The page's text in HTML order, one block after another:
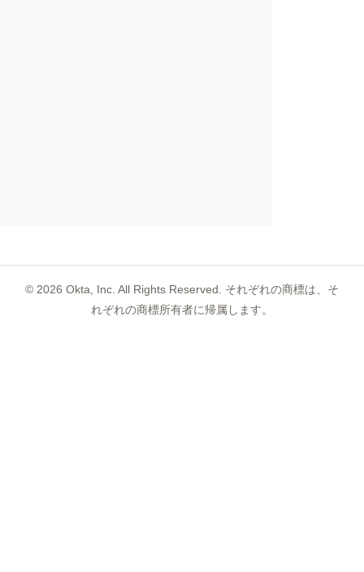
© 2026 Okta, Inc. All Rights Reserved. それぞれの商標は、そ
れぞれの商標所有者に帰属します。